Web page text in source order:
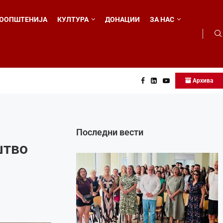
КУЛТУРА ДОНАЦИИ ЗА НАС
Архива
Последни вести